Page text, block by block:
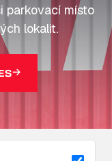
parkovací místo
lokalit.